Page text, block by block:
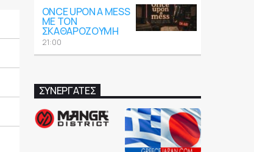
ONCE UPON A MESS
ΜΕ ΤΟΝ
ΣΚΑΘΑΡΟΖΟΎΜΗ
21:00
ΣΥΝΕΡΓΑΤΕΣ